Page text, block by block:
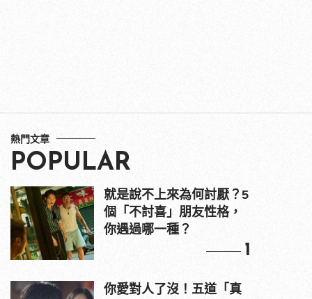
熱門文章
POPULAR
就是說不上來為何討厭？5
個「不討喜」朋友性格，
你遇過哪一種？
1
你愛對人了沒！五道「真